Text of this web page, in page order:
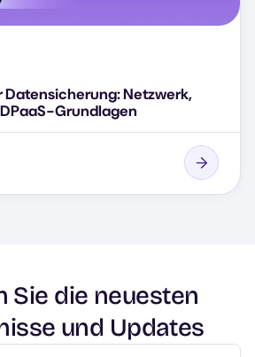
Datensicherung: Netzwerk,
Grundlagen
Sie die neuesten
und Updates